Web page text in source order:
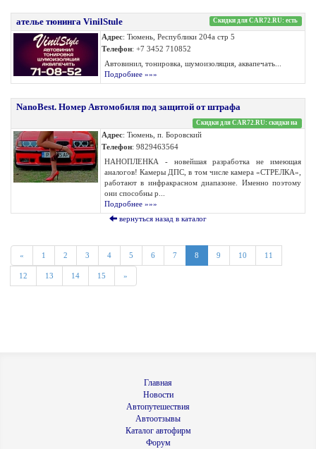
ателье тюнинга VinilStule Скидки для CAR72.RU: есть
Адрес: Тюмень, Республики 204а стр 5
Телефон: +7 3452 710852
Автовинил, тонировка, шумоизоляция, аквапечать...
Подробнее »»»
NanoBest. Номер Автомобиля под защитой от штрафа
Скидки для CAR72.RU: скидки на
Адрес: Тюмень, п. Боровский
Телефон: 9829463564
НАНОПЛЕНКА - новейшая разработка не имеющая
аналогов! Камеры ДПС, в том числе камера «СТРЕЛКА»,
работают в инфракрасном диапазоне. Именно поэтому
они способны р...
Подробнее »»»
вернуться назад в каталог
« 1 2 3 4 5 6 7 8 9 10 11
12 13 14 15 »
Главная
Новости
Автопутешествия
Автоотзывы
Каталог автофирм
Форум